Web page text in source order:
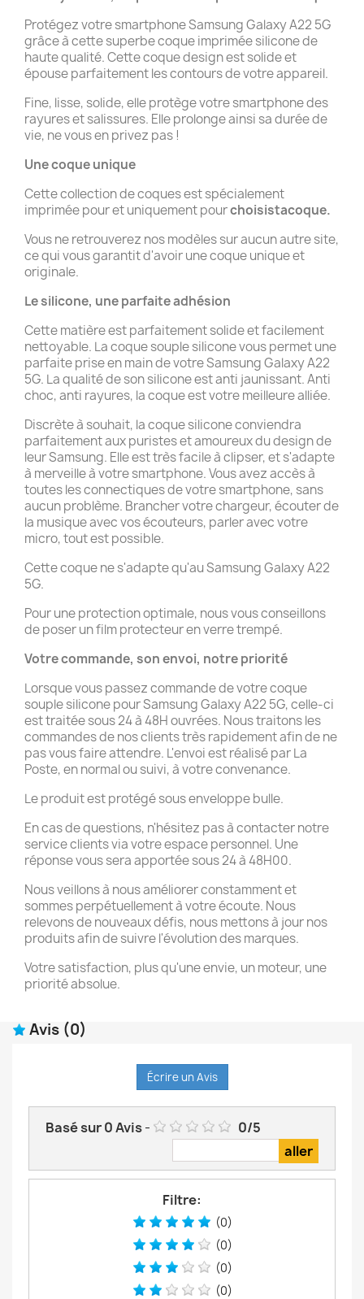
Protégez votre smartphone Samsung Galaxy A22 5G
grâce à cette superbe coque imprimée silicone de
haute qualité. Cette coque design est solide et
épouse parfaitement les contours de votre appareil.
Fine, lisse, solide, elle protège votre smartphone des
rayures et salissures. Elle prolonge ainsi sa durée de
vie, ne vous en privez pas !
Une coque unique
Cette collection de coques est spécialement
imprimée pour et uniquement pourchoisistacoque.
Vous ne retrouverez nos modèles sur aucun autre site,
ce qui vous garantit d'avoir une coque unique et
originale.
Le silicone, une parfaite adhésion
Cette matière est parfaitement solide et facilement
nettoyable. La coque souple silicone vous permet une
parfaite prise en main de votre Samsung Galaxy A22
5G. La qualité de son silicone est anti jaunissant. Anti
choc, anti rayures, la coque est votre meilleure alliée.
Discrète à souhait, la coque silicone conviendra
parfaitement aux puristes et amoureux du design de
leur Samsung. Elle est très facile à clipser, et s'adapte
à merveille à votre smartphone. Vous avez accès à
toutes les connectiques de votre smartphone, sans
aucun problème. Brancher votre chargeur, écouter de
la musique avec vos écouteurs, parler avec votre
micro, tout est possible.
Cette coque ne s'adapte qu'au Samsung Galaxy A22
5G.
Pour une protection optimale, nous vous conseillons
de poser un film protecteur en verre trempé.
Votre commande, son envoi, notre priorité
Lorsque vous passez commande de votre coque
souple silicone pour Samsung Galaxy A22 5G, celle-ci
est traitée sous 24 à 48H ouvrées. Nous traitons les
commandes de nos clients très rapidement afin de ne
pas vous faire attendre. L'envoi est réalisé par La
Poste, en normal ou suivi, à votre convenance.
Le produit est protégé sous enveloppe bulle.
En cas de questions, n'hésitez pas à contacter notre
service clients via votre espace personnel. Une
réponse vous sera apportée sous 24 à 48H00.
Nous veillons à nous améliorer constamment et
sommes perpétuellement à votre écoute. Nous
relevons de nouveaux défis, nous mettons à jour nos
produits afin de suivre l'évolution des marques.
Votre satisfaction, plus qu'une envie, un moteur, une
priorité absolue.
Avis (0)
Écrire un Avis
Basé sur0Avis- 0/5
Filtre:
(0)
(0)
(0)
(0)